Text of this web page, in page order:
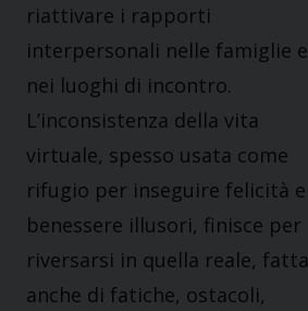
riattivare i rapporti
interpersonali nelle famiglie e
nei luoghi di incontro.
L’inconsistenza della vita
virtuale, spesso usata come
rifugio per inseguire felicità e
benessere illusori, finisce per
riversarsi in quella reale, fatta
anche di fatiche, ostacoli,